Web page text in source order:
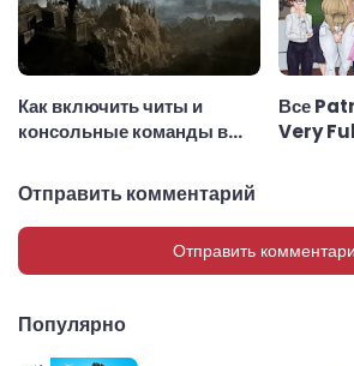
Как включить читы и
консольные команды в
Все
Very
Отправить комментарий
Отправить
Популярно